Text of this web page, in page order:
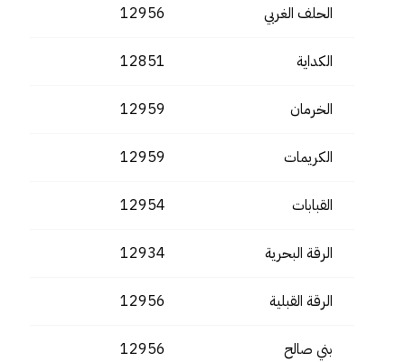
الحلف الغربي 12956
الكداية 12851
الخرمان 12959
الكريمات 12959
القبابات 12954
الرقة البحرية 12934
الرقة القبلية 12956
بني صالح 12956